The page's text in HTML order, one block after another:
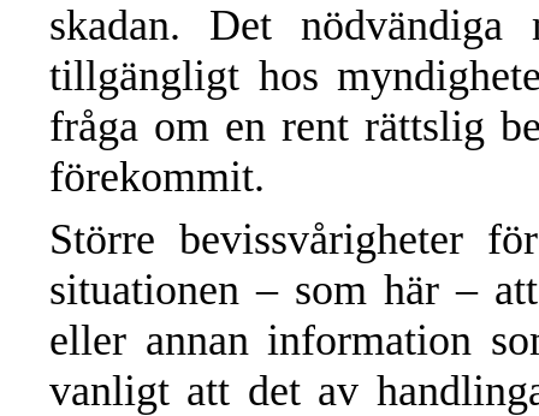
skadan. Det
tillgängligt hos
fråga om en rent rättslig
förekommit.
Större bevissvårigheter
situationen – som här –
eller annan information
vanligt att det av